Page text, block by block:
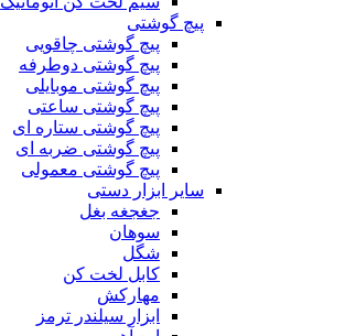
پیچ گوشتی
پیچ گوشتی چاقویی
پیچ گوشتی دوطرفه
پیچ گوشتی موبایلی
پیچ گوشتی ساعتی
پیچ گوشتی ستاره ای
پیچ گوشتی ضربه ای
پیچ گوشتی معمولی
سایر ابزار دستی
جغجغه بغل
سوهان
شگل
کابل لخت کن
مهارکش
ابزار سیلندر ترمز